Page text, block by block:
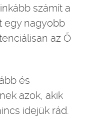
számít a
egy nagyobb
az Ő
és
azok, akik
idejük rád.